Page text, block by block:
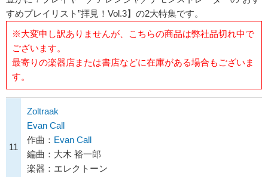
すめプレイリスト”拝見！Vol.3】の2大特集です。
※大変申し訳ありませんが、こちらの商品は弊社品切れ中で
ございます。
最寄りの楽器店または書店などに在庫がある場合もございま
す。
11
Zoltraak
Evan Call
作曲： Evan Call
編曲：大木 裕一郎
楽器：エレクトーン